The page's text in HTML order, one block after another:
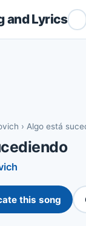
and Lyrics
› Algo está
this song